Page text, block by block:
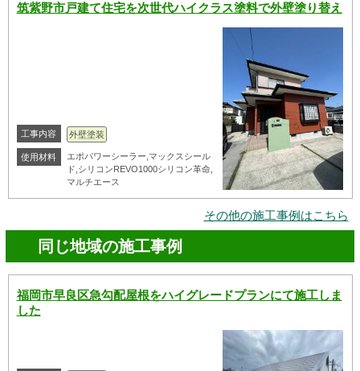
筑紫野市戸建て住宅を次世代ハイクラス塗料で外壁塗り替え
工事内容 外壁塗装
使用材料
エポパワーシーラー,マックスシール
ド,シリコンREVO1000シリコン革命,
マルチエース
その他の施工事例はこちら
同じ地域の施工事例
福岡市早良区急勾配屋根をハイグレードプランにて施工しま
した